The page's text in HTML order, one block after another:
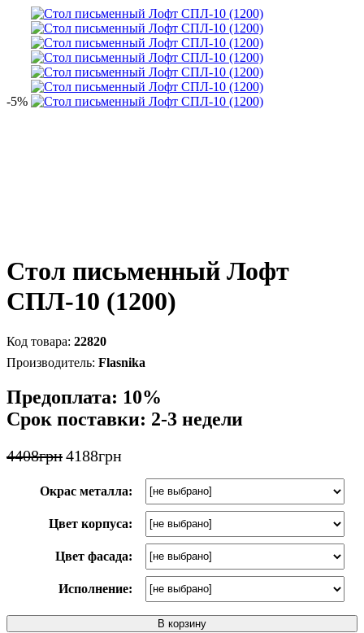
-5%
Стол письменный Лофт
СПЛ-10 (1200)
22820
Flasnika
Предоплата: 10%
Срок поставки: 2-3 недели
4408грн4188грн
Окрас металла:
Цвет корпуса:
Цвет фасада:
Исполнение:
В корзину